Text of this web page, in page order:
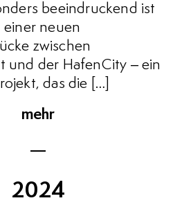
beeindruckend ist
neuen
zwischen
und der HafenCity – ein
das die […]
mehr
2024